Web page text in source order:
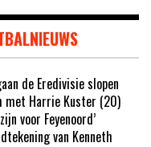
de Eredivisie slopen
met Harrie Kuster (20)
voor Feyenoord’
van Kenneth